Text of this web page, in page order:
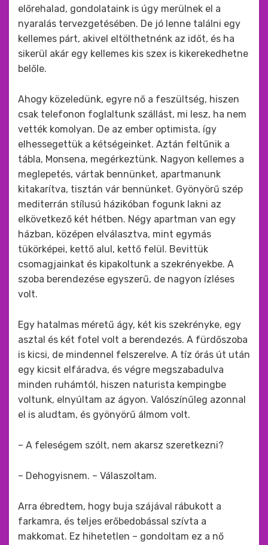
előrehalad, gondolataink is úgy merülnek el a
nyaralás tervezgetésében. De jó lenne találni egy
kellemes párt, akivel eltölthetnénk az időt, és ha
sikerül akár egy kellemes kis szex is kikerekedhetne
belőle.
Ahogy közeledünk, egyre nő a feszültség, hiszen
csak telefonon foglaltunk szállást, mi lesz, ha nem
vették komolyan. De az ember optimista, így
elhessegettük a kétségeinket. Aztán feltűnik a
tábla, Monsena, megérkeztünk. Nagyon kellemes a
meglepetés, vártak bennünket, apartmanunk
kitakarítva, tisztán vár bennünket. Gyönyörű szép
mediterrán stílusú házikóban fogunk lakni az
elkövetkező két hétben. Négy apartman van egy
házban, középen elválasztva, mint egymás
tükörképei, kettő alul, kettő felül. Bevittük
csomagjainkat és kipakoltunk a szekrényekbe. A
szoba berendezése egyszerű, de nagyon ízléses
volt.
Egy hatalmas méretű ágy, két kis szekrényke, egy
asztal és két fotel volt a berendezés. A fürdőszoba
is kicsi, de mindennel felszerelve. A tíz órás út után
egy kicsit elfáradva, és végre megszabadulva
minden ruhámtól, hiszen naturista kempingbe
voltunk, elnyúltam az ágyon. Valószínűleg azonnal
el is aludtam, és gyönyörű álmom volt.
– A feleségem szólt, nem akarsz szeretkezni?
– Dehogyisnem. – Válaszoltam.
Arra ébredtem, hogy buja szájával rábukott a
farkamra, és teljes erőbedobással szívta a
makkomat. Ez hihetetlen – gondoltam ez a nő